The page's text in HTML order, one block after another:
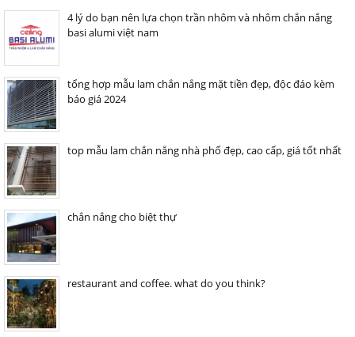
4 lý do bạn nên lựa chọn trần nhôm và nhôm chắn nắng
basi alumi việt nam
tổng hợp mẫu lam chắn nắng mặt tiền đẹp, độc đáo kèm
báo giá 2024
top mẫu lam chắn nắng nhà phố đẹp, cao cấp, giá tốt nhất
chắn nắng cho biệt thự
restaurant and coffee. what do you think?